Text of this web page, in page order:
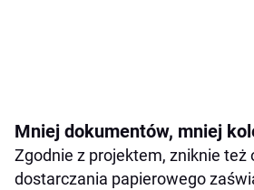
Mniej dokumentów, mniej
Zgodnie z projektem, zniknie też
dostarczania papierowego